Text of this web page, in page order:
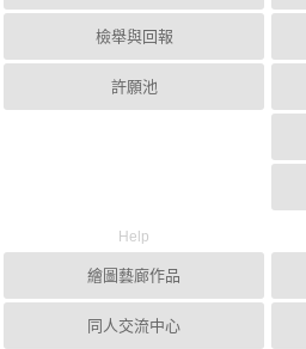
檢舉與回報
許願池
Help
繪圖藝廊作品
同人交流中心